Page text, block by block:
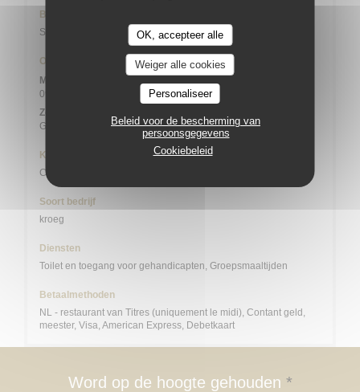
OK, accepteer alle
Weiger alle cookies
Personaliseer
Beleid voor de bescherming van
persoonsgegevens
Cookiebeleid
Bike station
Station n° 14103 132 / 136 AVENUE DU MAINE
Openingstijden
Maa
09:00 - 13:45
19:00 - 21:45
Zondag
Gesloten
Keuken
Creatief, Bistronomique
Soort bedrijf
kroeg
Diensten
Toilet en toegang voor gehandicapten, Groepsmaaltijden
Betaalmethoden
NL - restaurant van Titres (uniquement le midi), Contant geld,
meester, Visa, American Express, Debetkaart
Word op de hoogte gehouden *